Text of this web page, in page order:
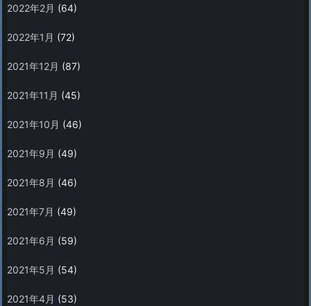
2022年2月 (64)
2022年1月 (72)
2021年12月 (87)
2021年11月 (45)
2021年10月 (46)
2021年9月 (49)
2021年8月 (46)
2021年7月 (49)
2021年6月 (59)
2021年5月 (54)
2021年4月 (53)